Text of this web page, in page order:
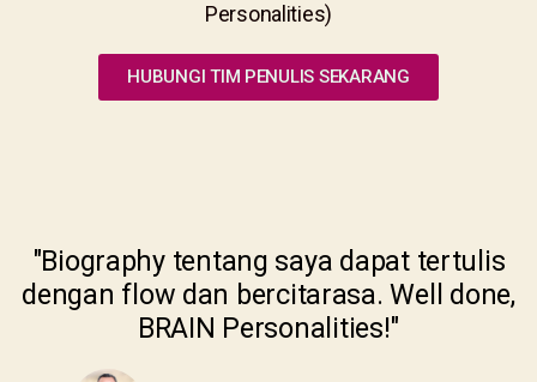
Personalities)
HUBUNGI TIM PENULIS SEKARANG
"Biography tentang saya dapat tertulis
dengan flow dan bercitarasa. Well done,
BRAIN Personalities!"